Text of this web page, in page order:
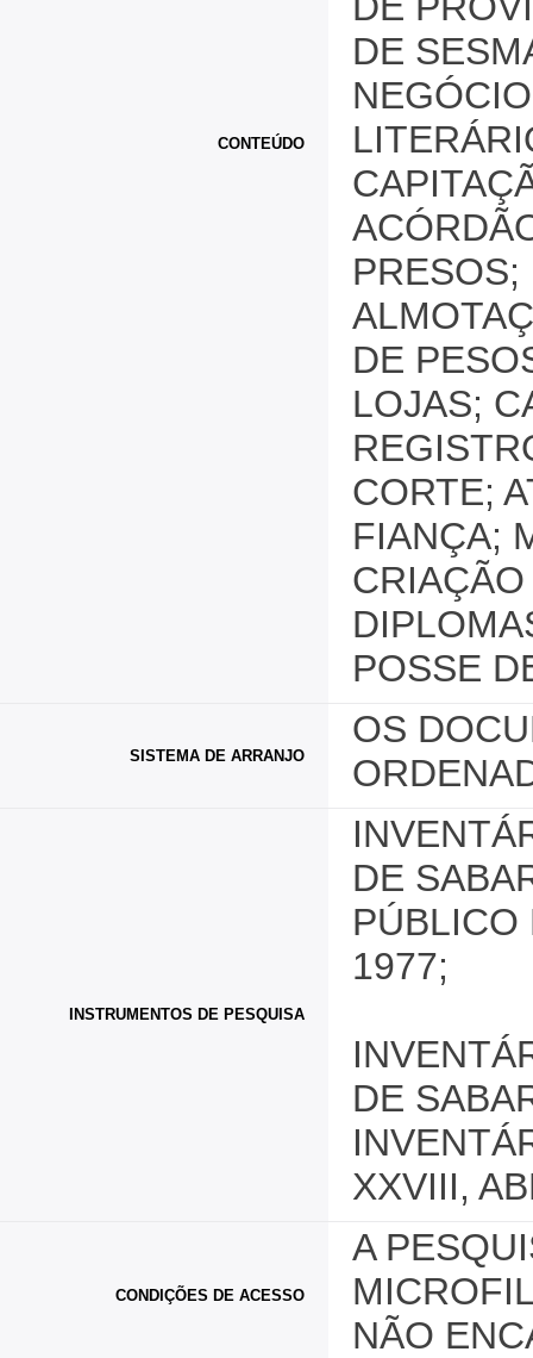
CONTEÚDO
DE
DE
LOJAS;
CORTE;
FIANÇA;
POSSE
SISTEMA DE ARRANJO
OS
INSTRUMENTOS DE PESQUISA
DE
PÚBLICO
1977;
DE
XXVIII,
CONDIÇÕES DE ACESSO
A
NÃO